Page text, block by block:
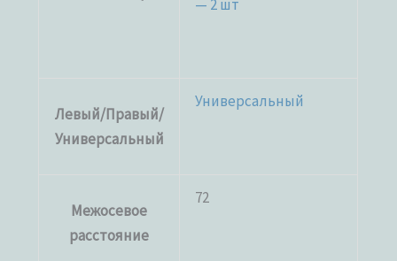
— 2 шт
Левый/Правый/
Универсальный
Универсальный
Межосевое
расстояние
72